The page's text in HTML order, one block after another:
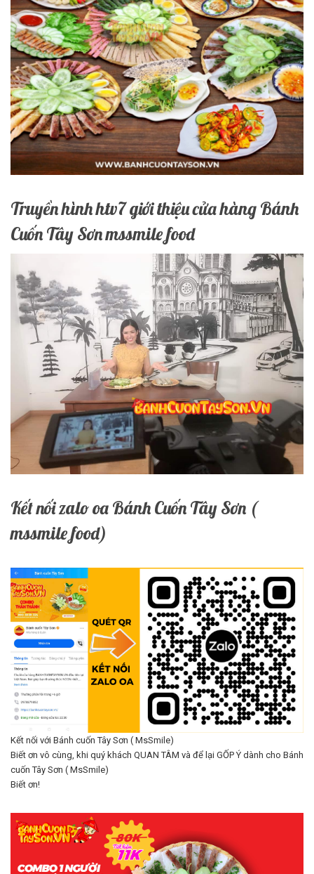
Truyền hình htv7 giới thiệu cửa hàng Bánh
Cuốn Tây Sơn mssmile food
Kết nối zalo oa Bánh Cuốn Tây Sơn (
mssmile food)
Kết nối với Bánh cuốn Tây Sơn ( MsSmile)
Biết ơn vô cùng, khi quý khách QUAN TÂM và để lại GỐP Ý dành cho Bánh
cuốn Tây Sơn ( MsSmile)
Biết ơn!